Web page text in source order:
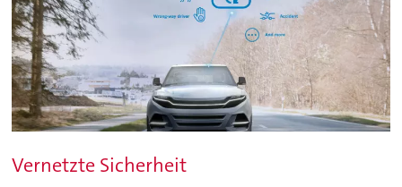
Vernetzte Sicherheit